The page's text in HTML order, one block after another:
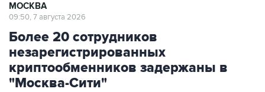
МОСКВА
09:50, 7 августа 2026
Более 20 сотрудников
незарегистрированных
криптообменников задержаны в
"Москва-Сити"